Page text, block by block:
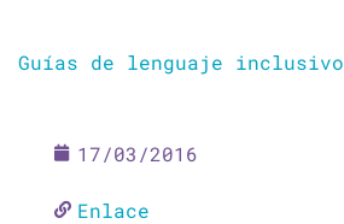
Guías de lenguaje inclusivo
17/03/2016
Enlace